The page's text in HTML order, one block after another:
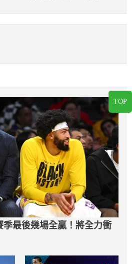
季最後幾場全贏！將全力衝
TOP